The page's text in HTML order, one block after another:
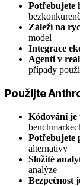
Potřebujete
Záleží na
model
Integrace
Agenti v
případy
Použijte
Kódování
Potřebujete
alternativy
Složité
analýze
Bezpečnost